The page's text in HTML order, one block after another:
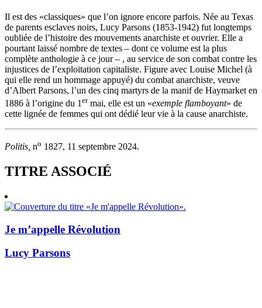
Il est des «classiques» que l’on ignore encore parfois. Née au Texas
de parents esclaves noirs, Lucy Parsons (1853-1942) fut longtemps
oubliée de l’histoire des mouvements anarchiste et ouvrier. Elle a
pourtant laissé nombre de textes – dont ce volume est la plus
complète anthologie à ce jour – , au service de son combat contre les
injustices de l’exploitation capitaliste. Figure avec Louise Michel (à
qui elle rend un hommage appuyé) du combat anarchiste, veuve
d’Albert Parsons, l’un des cinq martyrs de la manif de Haymarket en
1886 à l’origine du 1 ermai, elle est un «exemple flamboyant» de
cette lignée de femmes qui ont dédié leur vie à la cause anarchiste.
Politis, no 1827, 11 septembre 2024.
TITRE ASSOCIÉ
Je m’appelle Révolution
Lucy Parsons